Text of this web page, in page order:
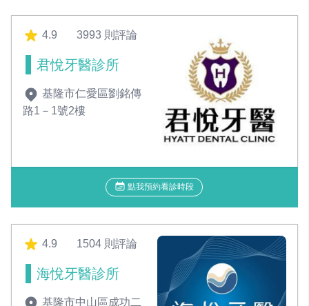
4.9 3993 則評論
君悅牙醫診所
基隆市仁愛區劉銘傳
路1－1號2樓
點我預約看診時段
4.9 1504 則評論
海悅牙醫診所
基隆市中山區成功二